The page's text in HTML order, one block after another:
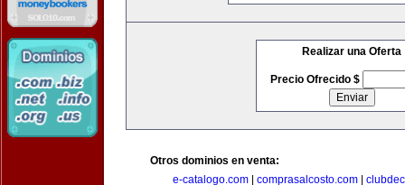
Realizar una Oferta
Precio Ofrecido $
Otros dominios en venta:
e-catalogo.com
comprasalcosto.com